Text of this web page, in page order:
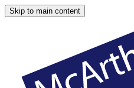
Skip to main content